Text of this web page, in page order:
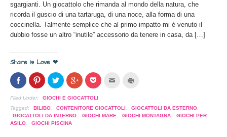
sgargianti. Un giocattolo che rimanda al mondo della natura, che
ricorda il guscio di una tartaruga, di una noce, alla forma di una
coccinella. Talmente semplice che al primo impatto mi è venuto il
dubbio fosse un altro “inutile” accessorio da tenere in casa, da […]
Share is Love ❤
Condividi
su
Facebook
(Si
in
una
nuova
finestra)
Clicca
per
condividere
su
(Si
apre
in
una
Clicca
per
condividere
su
(Si
apre
in
una
Clicca
per
condividere
su
(Si
apre
Clicca
per
su
(Si
apre
Clicca
mail
ad
in
una
Filed Under:
GIOCHI E GIOCATTOLI
Tagged:
BILIBO CONTENITORE GIOCATTOLI GIOCATTOLI DA ESTERNO
GIOCATTOLI DA INTERNO
GIOCHI MARE GIOCHI MONTAGNA
GIOCHI PER
ASILO
GIOCHI PISCINA